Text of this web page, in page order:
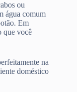
ou
água comum
Em
que você
na
doméstico